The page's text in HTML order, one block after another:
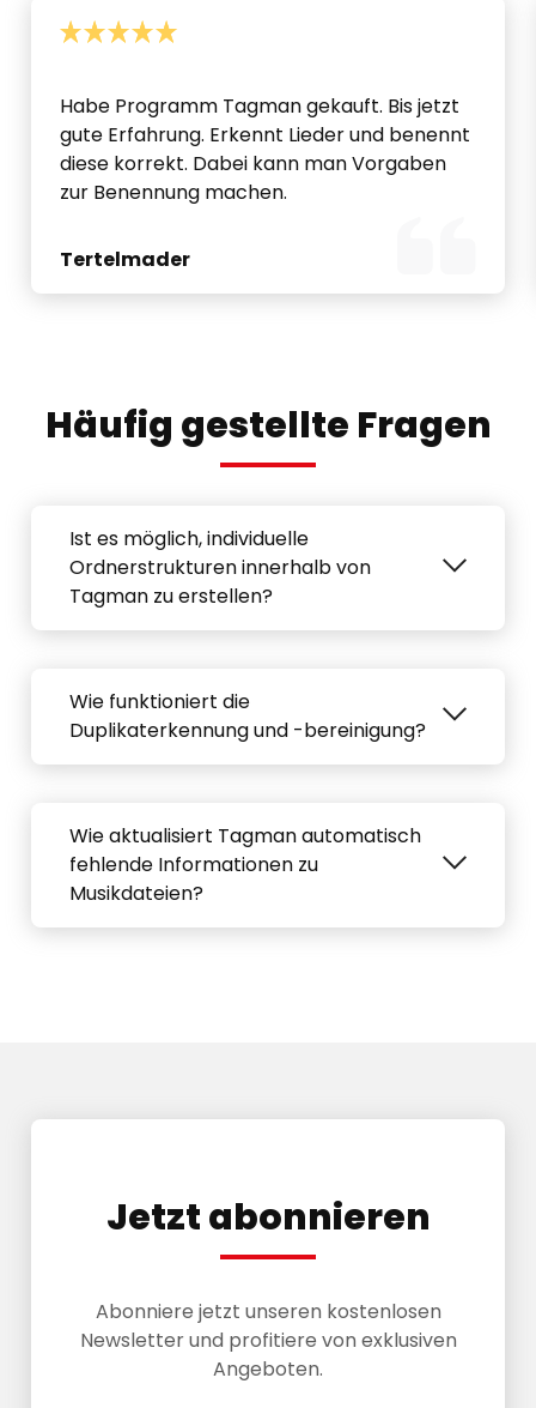
Habe Programm Tagman gekauft. Bis jetzt
gute Erfahrung. Erkennt Lieder und benennt
diese korrekt. Dabei kann man Vorgaben
zur Benennung machen.
Tertelmader
Häufig gestellte Fragen
Ist es möglich, individuelle
Ordnerstrukturen innerhalb von
Tagman zu erstellen?
Wie funktioniert die
Duplikaterkennung und -bereinigung?
Wie aktualisiert Tagman automatisch
fehlende Informationen zu
Musikdateien?
Jetzt abonnieren
Abonniere jetzt unseren kostenlosen
Newsletter und profitiere von exklusiven
Angeboten.